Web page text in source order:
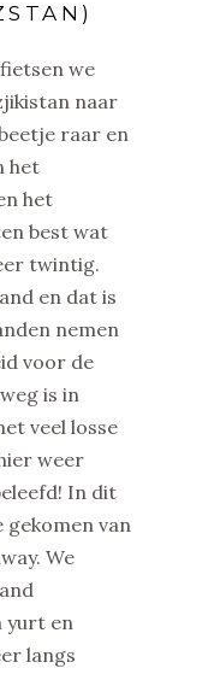
we
naar
raar en
het
het
best wat
twintig.
en dat is
nemen
voor de
is in
veel losse
weer
In dit
van
We
yurt en
langs